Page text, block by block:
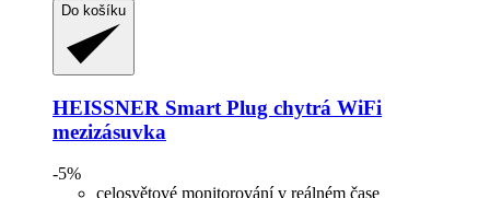
Do košíku
HEISSNER Smart Plug chytrá WiFi
mezizásuvka
-5%
celosvětové monitorování v reálném čase